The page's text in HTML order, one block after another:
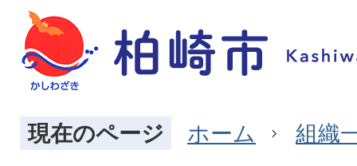
現在のページ ホーム 組織